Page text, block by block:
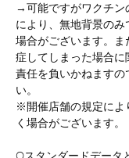
→可能ですがワクチン
により、無地背景のみ
場合がございます。
症してしまった場合
責任を負いかねますの
い。
※開催店舗の規定によ
く場合がございます。
Qスタンダードデータ